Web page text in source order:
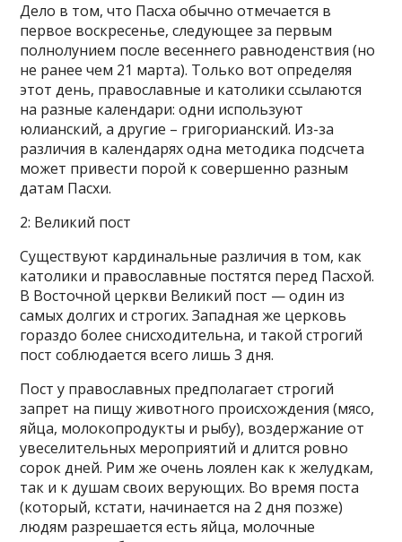
Дело в том, что Пасха обычно отмечается в
первое воскресенье, следующее за первым
полнолунием после весеннего равноденствия (но
не ранее чем 21 марта). Только вот определяя
этот день, православные и католики ссылаются
на разные календари: одни используют
юлианский, а другие – григорианский. Из-за
различия в календарях одна методика подсчета
может привести порой к совершенно разным
датам Пасхи.
2: Великий пост
Существуют кардинальные различия в том, как
католики и православные постятся перед Пасхой.
В Восточной церкви Великий пост — один из
самых долгих и строгих. Западная же церковь
гораздо более снисходительна, и такой строгий
пост соблюдается всего лишь 3 дня.
Пост у православных предполагает строгий
запрет на пищу животного происхождения (мясо,
яйца, молокопродукты и рыбу), воздержание от
увеселительных мероприятий и длится ровно
сорок дней. Рим же очень лоялен как к желудкам,
так и к душам своих верующих. Во время поста
(который, кстати, начинается на 2 дня позже)
людям разрешается есть яйца, молочные